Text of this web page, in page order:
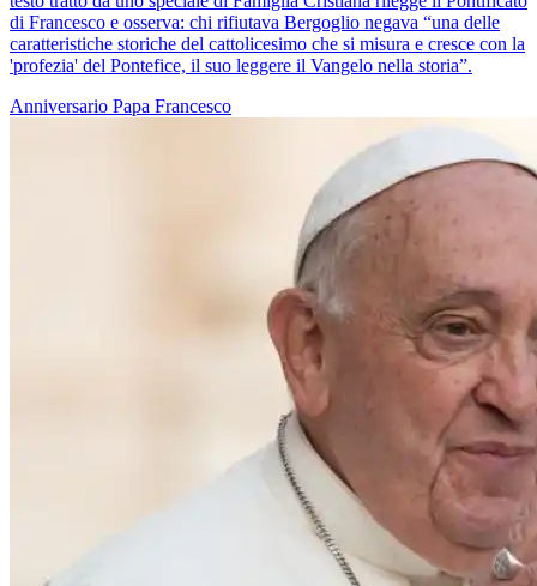
di Francesco e osserva: chi rifiutava Bergoglio negava “una delle
caratteristiche storiche del cattolicesimo che si misura e cresce con la
'profezia' del Pontefice, il suo leggere il Vangelo nella storia”.
Anniversario Papa Francesco